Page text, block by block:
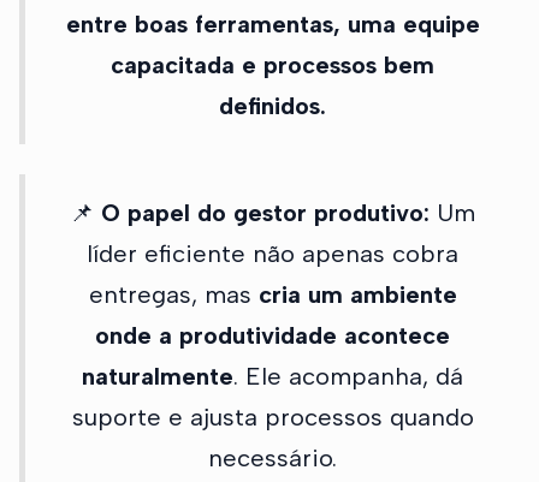
entre boas ferramentas, uma equipe
capacitada e processos bem
definidos.
📌 O papel do gestor produtivo: Um
líder eficiente não apenas cobra
entregas, mas cria um ambiente
onde a produtividade acontece
naturalmente. Ele acompanha, dá
suporte e ajusta processos quando
necessário.